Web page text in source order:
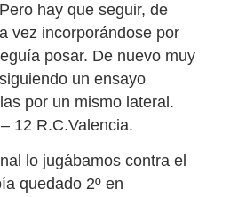
hay que seguir, de
vez incorporándose por
posar. De nuevo muy
un ensayo
por un mismo lateral.
12 R.C.Valencia.
lo jugábamos contra el
quedado 2º en